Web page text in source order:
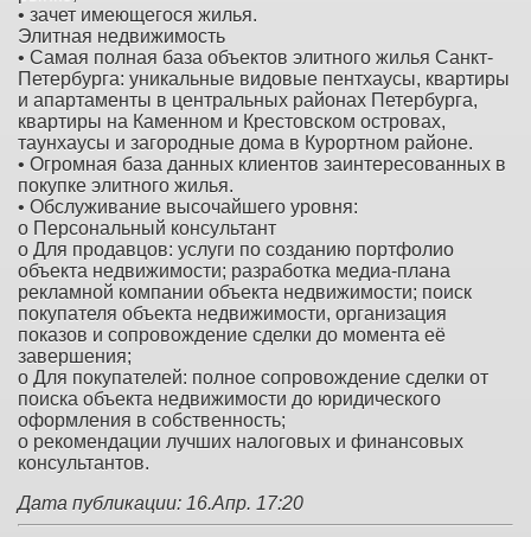
• зачет имеющегося жилья.
Элитная недвижимость
• Самая полная база объектов элитного жилья Санкт-
Петербурга: уникальные видовые пентхаусы, квартиры
и апартаменты в центральных районах Петербурга,
квартиры на Каменном и Крестовском островах,
таунхаусы и загородные дома в Курортном районе.
• Огромная база данных клиентов заинтересованных в
покупке элитного жилья.
• Обслуживание высочайшего уровня:
o Персональный консультант
o Для продавцов: услуги по созданию портфолио
объекта недвижимости; разработка медиа-плана
рекламной компании объекта недвижимости; поиск
покупателя объекта недвижимости, организация
показов и сопровождение сделки до момента её
завершения;
o Для покупателей: полное сопровождение сделки от
поиска объекта недвижимости до юридического
оформления в собственность;
o рекомендации лучших налоговых и финансовых
консультантов.
Дата публикации: 16.Апр. 17:20